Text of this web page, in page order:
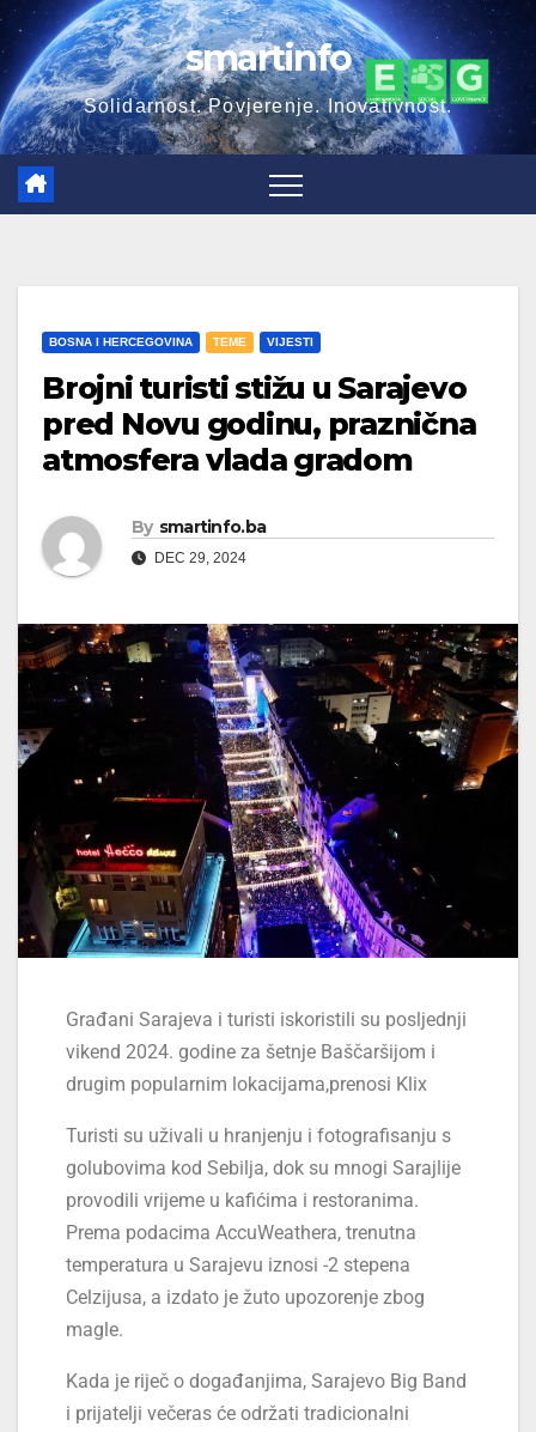
smartinfo
Solidarnost. Povjerenje. Inovativnost.
BOSNA I HERCEGOVINA TEME VIJESTI
Brojni turisti stižu u Sarajevo
pred Novu godinu, praznična
atmosfera vlada gradom
By smartinfo.ba
DEC 29, 2024
Građani Sarajeva i turisti iskoristili su posljednji
vikend 2024. godine za šetnje Baščaršijom i
drugim popularnim lokacijama,prenosi Klix
Turisti su uživali u hranjenju i fotografisanju s
golubovima kod Sebilja, dok su mnogi Sarajlije
provodili vrijeme u kafićima i restoranima.
Prema podacima AccuWeathera, trenutna
temperatura u Sarajevu iznosi -2 stepena
Celzijusa, a izdato je žuto upozorenje zbog
magle.
Kada je riječ o događanjima, Sarajevo Big Band
i prijatelji večeras će održati tradicionalni